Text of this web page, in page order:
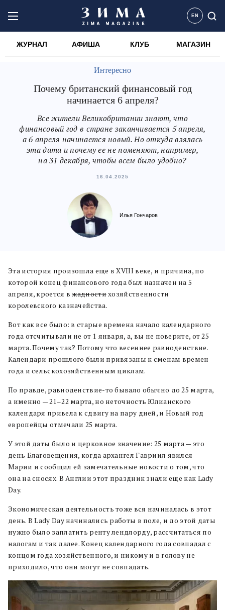
EN
ЖУРНАЛ АФИША КЛУБ МАГАЗИН
Интересно
Почему британский финансовый год
начинается 6 апреля?
Все жители Великобритании знают, что
финансовый год в стране заканчивается 5 апреля,
а 6 апреля начинается новый. Но откуда взялась
эта дата и почему ее не поменяют, например,
на 31 декабря, чтобы всем было удобно?
16.04.2025
Илья Гончаров
Эта история произошла еще в XVIII веке, и причина, по
которой конец финансового года был назначен на 5
апреля, кроется вжадностихозяйственности
королевского казначейства.
Вот как все было: в старые времена начало календарного
года отсчитывали не от 1 января, а, вы не поверите, от 25
марта. Почему так? Потому что весеннее равноденствие.
Календари прошлого были привязаны к сменам времен
года и сельскохозяйственным циклам.
По правде, равноденствие-то бывало обычно до 25 марта,
а именно — 21–22 марта, но неточность Юлианского
календаря привела к сдвигу на пару дней, и Новый год
европейцы отмечали 25 марта.
У этой даты было и церковное значение: 25 марта — это
день Благовещения, когда архангел Гавриил явился
Марии и сообщил ей замечательные новости о том, что
она на сносях. В Англии этот праздник знали еще как Lady
Day.
Экономическая деятельность тоже вся начиналась в этот
день. В Lady Day начинались работы в поле, и до этой даты
нужно было заплатить ренту лендлорду, рассчитаться по
налогам и так далее. Конец календарного года совпадал с
концом года хозяйственного, и никому и в голову не
приходило, что они могут не совпадать.